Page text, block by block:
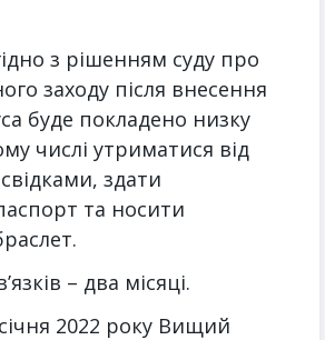
з рішенням суду про
заходу після внесення
буде покладено низку
числі утриматися від
здати
та носити
– два місяці.
2022 року Вищий